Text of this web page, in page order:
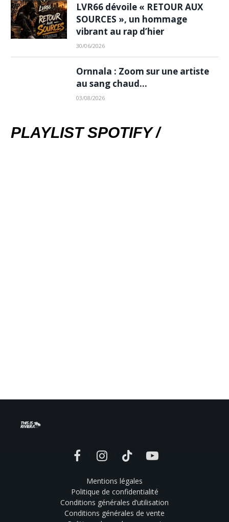
LVR66 dévoile « RETOUR AUX
SOURCES », un hommage
vibrant au rap d’hier
30/06/2026
Ornnala : Zoom sur une artiste
au sang chaud…
03/08/2026
PLAYLIST SPOTIFY /
FacebookInstagramTikTok YouTube
Mentions légales
Politique de confidentialité
Conditions générales d’utilisation
Conditions générales de vente